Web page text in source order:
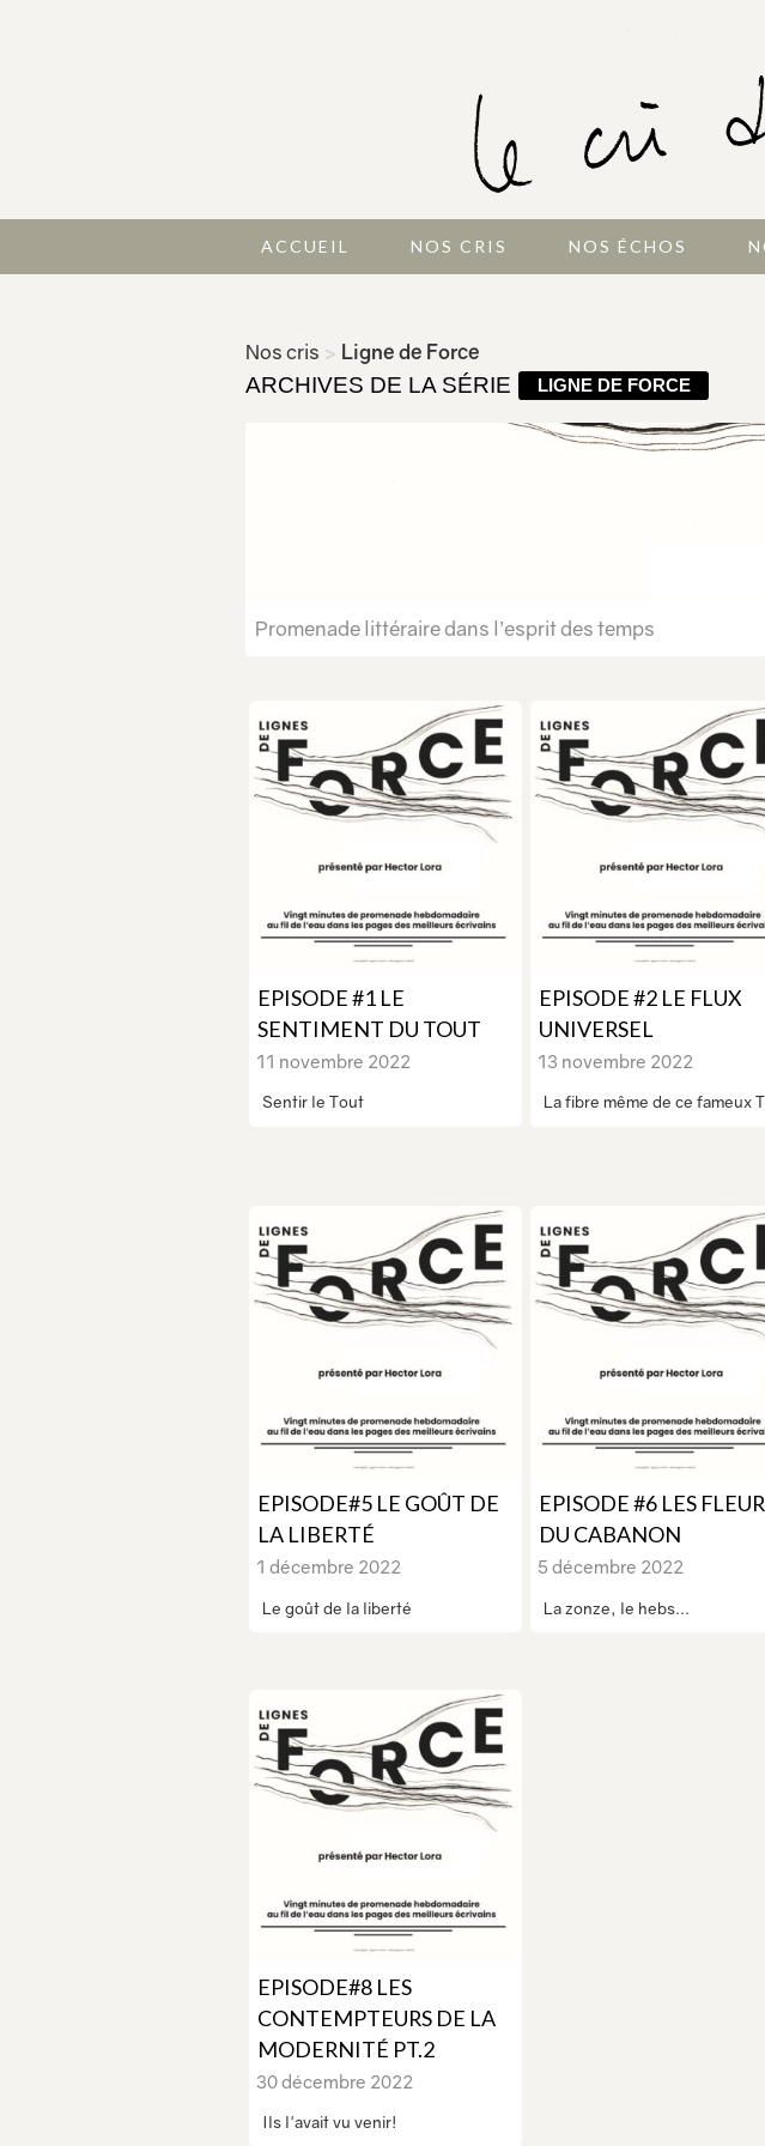
ACCUEIL NOS CRIS NOS ÉCHOS
Nos cris > Ligne de Force
ARCHIVES DE LA SÉRIE LIGNE DE FORCE
Promenade littéraire dans l’esprit des temps
EPISODE #1 LE
SENTIMENT DU TOUT
11 novembre 2022
Sentir le Tout
EPISODE #2 LE FLUX
UNIVERSEL
13 novembre 2022
La fibre même de ce fameux
EPISODE#5 LE GOÛT DE
LA LIBERTÉ
1 décembre 2022
Le goût de la liberté
EPISODE #6 LES
DU CABANON
5 décembre 2022
La zonze, le hebs...
EPISODE#8 LES
CONTEMPTEURS DE LA
MODERNITÉ PT.2
30 décembre 2022
Ils l'avait vu venir!